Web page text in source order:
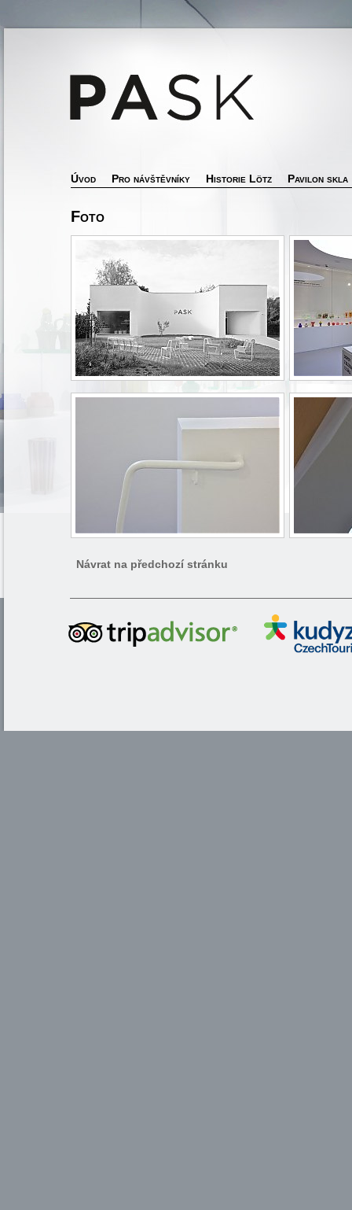
Úvod Pro návštěvníky Historie Lötz Pavilon skla
Foto
Návrat na předchozí stránku